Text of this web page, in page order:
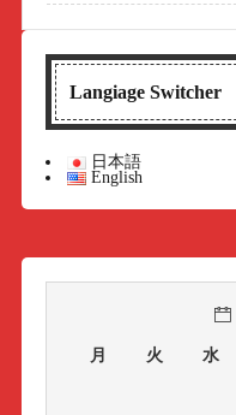
Langiage Switcher
日本語
English
月 火 水